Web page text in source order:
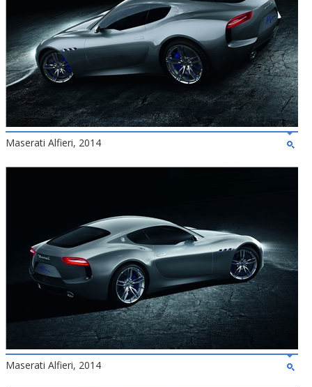
Maserati Alfieri, 2014
Maserati Alfieri, 2014